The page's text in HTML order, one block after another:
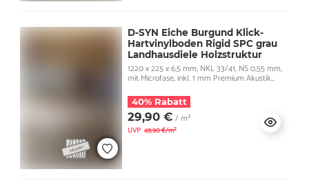
D-SYN Eiche Burgund Klick-
Hartvinylboden Rigid SPC grau
Landhausdiele Holzstruktur
1220 x 225 x 6,5 mm, NKL 33/41, NS 0,55 mm,
mit Microfase, inkl. 1 mm Premium Akustik
40% Rabatt
29,90 € / m²
UVP 49,90 €/m²